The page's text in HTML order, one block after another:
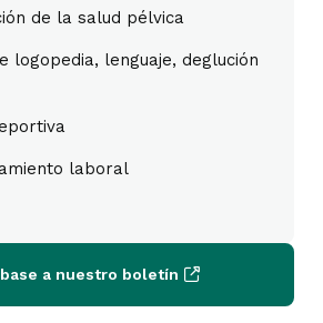
de la salud pélvica
logopedia, lenguaje, deglución
laboral
a nuestro boletín